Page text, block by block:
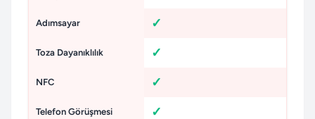
Adımsayar
Toza Dayanıklılık
NFC
Telefon Görüşmesi